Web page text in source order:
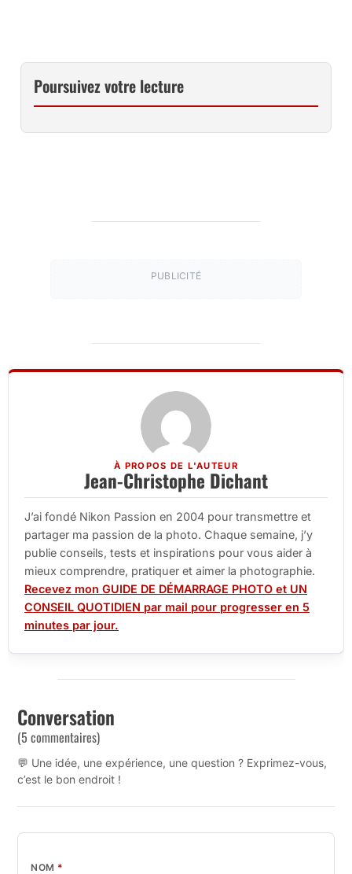
Poursuivez votre lecture
PUBLICITÉ
À PROPOS DE L'AUTEUR
Jean-Christophe Dichant
J’ai fondé Nikon Passion en 2004 pour transmettre et
partager ma passion de la photo. Chaque semaine, j’y
publie conseils, tests et inspirations pour vous aider à
mieux comprendre, pratiquer et aimer la photographie.
Recevez mon GUIDE DE DÉMARRAGE PHOTO et UN
CONSEIL QUOTIDIEN par mail pour progresser en 5
minutes par jour.
Conversation
(5 commentaires)
💬 Une idée, une expérience, une question ? Exprimez-vous,
c’est le bon endroit !
NOM *